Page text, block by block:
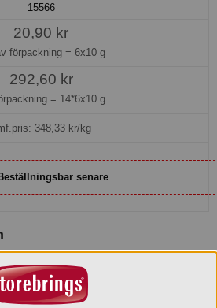
15566
20,90 kr
förpackning = 6x10 g
292,60 kr
= 14*6x10 g
348,33kr/kg
senare